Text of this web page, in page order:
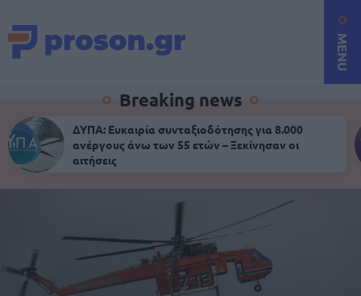
MENU
Breaking news
ΔΥΠΑ: Ευκαιρία συνταξιοδότησης για 8.000
ανέργους άνω των 55 ετών – Ξεκίνησαν οι
αιτήσεις